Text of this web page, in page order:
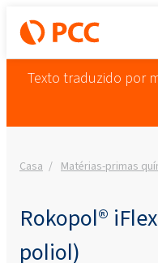
Texto traduzido por
Casa Matérias-primas
Rokopol®
poliol)